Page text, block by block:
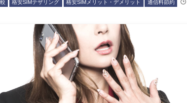
格安SIMテザリング 格安SIMメリット・デメリット 通信料節約